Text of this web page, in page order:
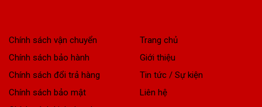
Chính sách vận chuyển
Chính sách bảo hành
Chính sách đổi trả hàng
Chính sách bảo mật
Trang chủ
Giới thiệu
Tin tức / Sự kiện
Liên hệ